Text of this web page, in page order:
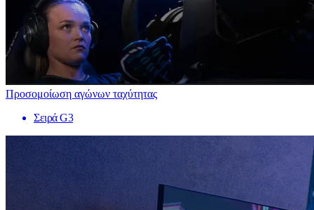
Προσομοίωση αγώνων ταχύτητας
Σειρά G3